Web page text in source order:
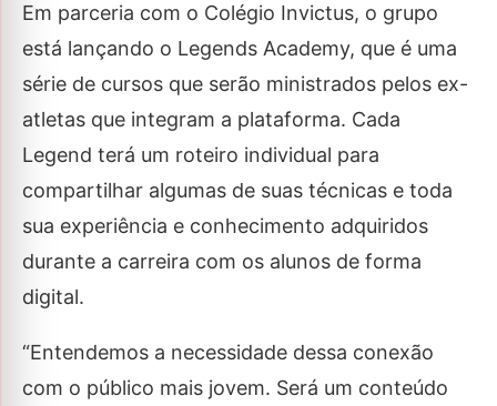
Em parceria com o Colégio Invictus, o grupo
está lançando o Legends Academy, que é uma
série de cursos que serão ministrados pelos ex-
atletas que integram a plataforma. Cada
Legend terá um roteiro individual para
compartilhar algumas de suas técnicas e toda
sua experiência e conhecimento adquiridos
durante a carreira com os alunos de forma
digital.
“Entendemos a necessidade dessa conexão
com o público mais jovem. Será um conteúdo